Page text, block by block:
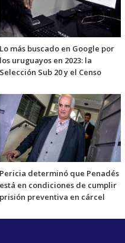
Lo más buscado en Google por
los uruguayos en 2023: la
Selección Sub 20 y el Censo
Pericia determinó que Penadés
está en condiciones de cumplir
prisión preventiva en cárcel